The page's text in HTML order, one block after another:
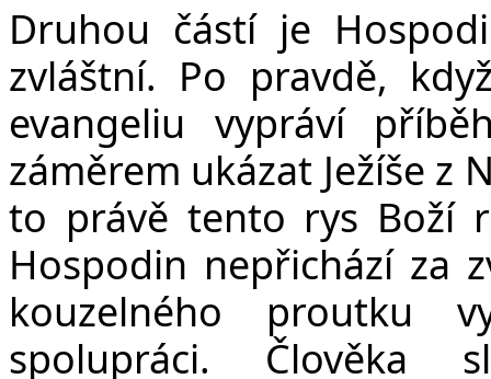
Druhou částí je
zvláštní. Po pravdě,
evangeliu vypráví
záměrem ukázat Ježíše z
to právě tento rys Boží
Hospodin nepřichází za
kouzelného proutku
spolupráci. Člověka